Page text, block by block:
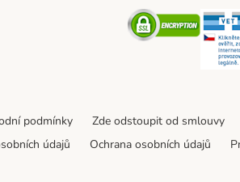
Shipping Method Security
podmínky Zde odstoupit od smlouvy
údajů Ochrana osobních údajů